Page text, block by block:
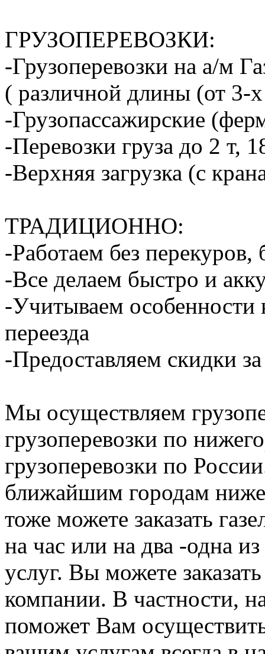
ГРУЗОПЕРЕВОЗКИ:
-Грузоперевозки на а/м
( различной длины (от 3-
-Грузопассажирские
-Перевозки груза до 2 т,
-Верхняя загрузка (с
ТРАДИЦИОННО:
-Работаем без
-Все делаем быстро и
-Учитываем особенности
переезда
-Предоставляем скидки
Мы осуществляем
грузоперевозки по
грузоперевозки по
ближайшим городам
тоже можете заказать
на час или на два -одна
услуг. Вы можете
компании. В частности,
поможет Вам